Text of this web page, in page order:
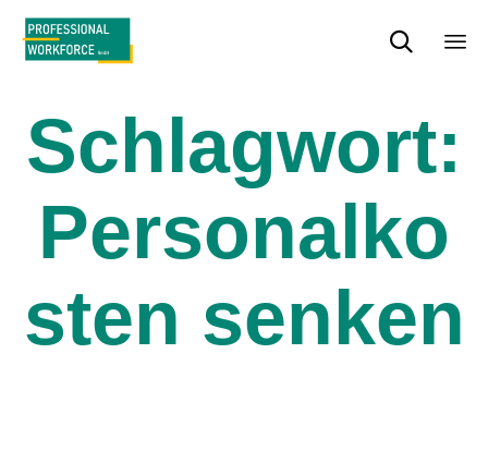

Schlagwort:
Personalko
sten senken